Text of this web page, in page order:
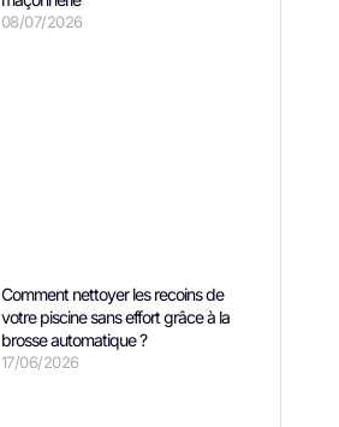
08/07/2026
Comment nettoyer les recoins de
votre piscine sans effort grâce à la
brosse automatique ?
17/06/2026